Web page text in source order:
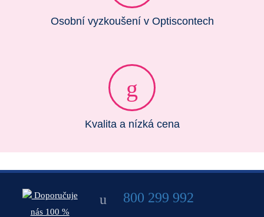
Osobní vyzkoušení v Optiscontech
Kvalita a nízká cena
Doporučuje
nás 100 %
800 299 992